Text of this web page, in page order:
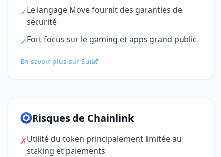
✓Le langage Move fournit des garanties de
sécurité
✓Fort focus sur le gaming et apps grand public
En savoir plus sur Sui
Risques de Chainlink
✗Utilité du token principalement limitée au
staking et paiements